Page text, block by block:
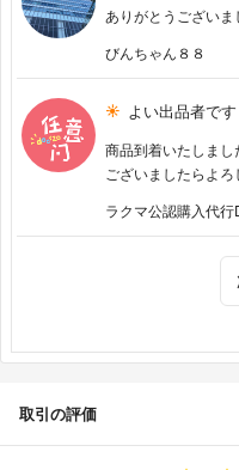
ありがとうございま
びんちゃん８８
よい出品者です
商品到着いたしま
ございましたらよ
ラクマ公認購入代行
取引の評価